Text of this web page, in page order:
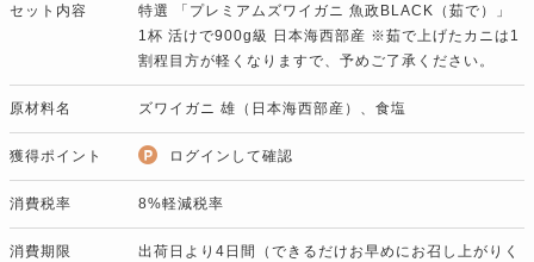
セット内容
特選 「プレミアムズワイガニ 魚政BLACK（茹で）」
1杯 活けで900g級 日本海西部産 ※茹で上げたカニは1
割程目方が軽くなりますで、予めご了承ください。
原材料名 ズワイガニ 雄（日本海西部産）、食塩
獲得ポイント ログインして確認
消費税率 8%軽減税率
消費期限
出荷日より4日間（できるだけお早めにお召し上がりく